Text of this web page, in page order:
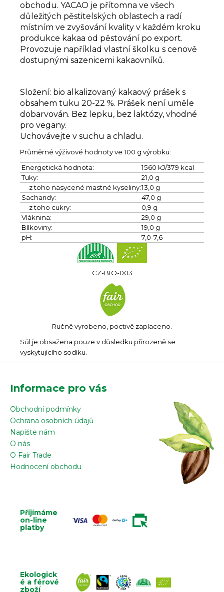
obchodu. YACAO je přítomna ve všech
důležitých pěstitelských oblastech a radí
místním ve zvyšování kvality v každém kroku
produkce kakaa od pěstování po export.
Provozuje například vlastní školku s cenově
dostupnými sazenicemi kakaovníků.
Složení: bio alkalizovaný kakaový prášek s
obsahem tuku 20-22 %. Prášek není uměle
dobarvován. Bez lepku, bez laktózy, vhodné
pro vegany.
Uchovávejte v suchu a chladu.
Průměrné výživové hodnoty ve 100 g výrobku:
Energetická hodnota:
1560 kJ/379 kcal
Tuky:
21,0 g
z toho nasycené mastné kyseliny:13,0 g
Sacharidy:
47,0 g
z toho cukry:
0,9 g
Vláknina:
29,0 g
Bílkoviny:
19,0 g
pH:
7,0-7,6
CZ-BIO-003
Ručně vyrobeno, poctivě zaplaceno.
Sůl je obsažena pouze v důsledku přirozeně se
vyskytujícího sodíku.
Informace pro vás
Obchodní podmínky
Ochrana osobních údajů
Napište nám
O nás
O Fair Trade
Hodnocení obchodu
Přijímáme
on-line
platby
Ekologick
é a férové
zboží